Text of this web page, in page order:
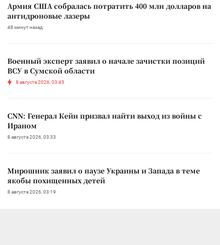
Армия США собралась потратить 400 млн долларов на
антидроновые лазеры
48 минут назад
Военный эксперт заявил о начале зачистки позиций
ВСУ в Сумской области
8 августа 2026, 03:45
CNN: Генерал Кейн призвал найти выход из войны с
Ираном
8 августа 2026, 03:33
Мирошник заявил о паузе Украины и Запада в теме
якобы похищенных детей
8 августа 2026, 03:19